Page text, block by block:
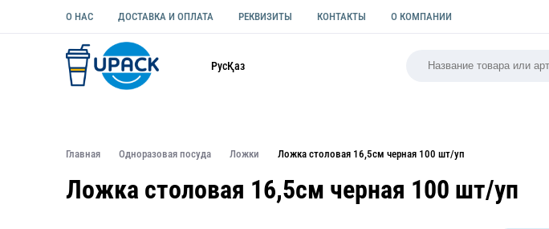
О НАС ДОСТАВКА И ОПЛАТА РЕКВИЗИТЫ КОНТАКТЫ О КОМПАНИИ
РусҚаз
Главная Одноразовая посуда Ложки Ложка столовая 16,5см черная 100 шт/уп
Ложка столовая 16,5см черная 100 шт/уп